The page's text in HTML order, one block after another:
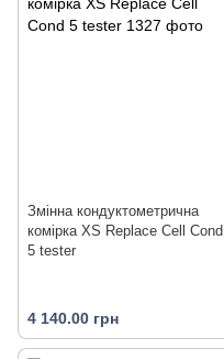
Змінна кондуктометрична
комірка XS Replace Cell Cond
5 tester
4 140.00 грн